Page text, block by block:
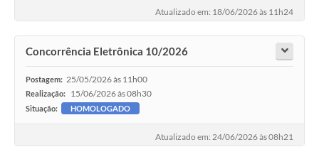
Atualizado em: 18/06/2026 às 11h24
Concorrência Eletrônica 10/2026
Postagem: 25/05/2026 às 11h00
Realização: 15/06/2026 às 08h30
Situação: HOMOLOGADO
Atualizado em: 24/06/2026 às 08h21